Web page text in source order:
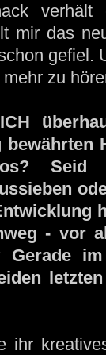
mir das
gefiel.
zu
Seid
- vor
ihr